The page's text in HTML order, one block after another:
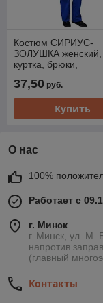
Костюм СИРИУС-
ЗОЛУШКА женский,
куртка, брюки,
отделкой
37,50 руб.
Купить
О нас
100%
Работает с
г. Минск
г. Минск, ул. М.
напротив
(главный
Контакты